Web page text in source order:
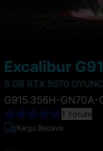
Excalibur
8 GB RTX 5070
G915.356H-GN70A-
1 Yorum
Kargo Bedava